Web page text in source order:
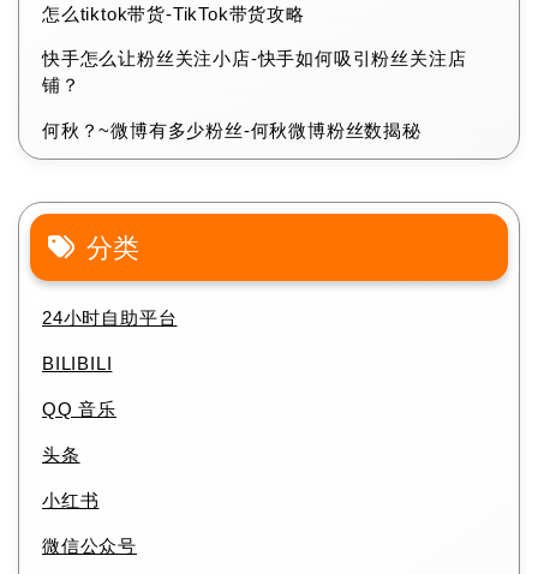
怎么tiktok带货-TikTok带货攻略
快手怎么让粉丝关注小店-快手如何吸引粉丝关注店
铺？
何秋？~微博有多少粉丝-何秋微博粉丝数揭秘
分类
24小时自助平台
BILIBILI
QQ 音乐
头条
小红书
微信公众号